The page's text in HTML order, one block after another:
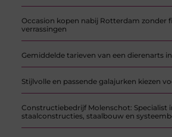
Occasion kopen nabij Rotterdam zonder
verrassingen
Gemiddelde tarieven van een dierenarts
Stijlvolle en passende galajurken kiezen
Constructiebedrijf Molenschot: Specialist
staalconstructies, staalbouw en